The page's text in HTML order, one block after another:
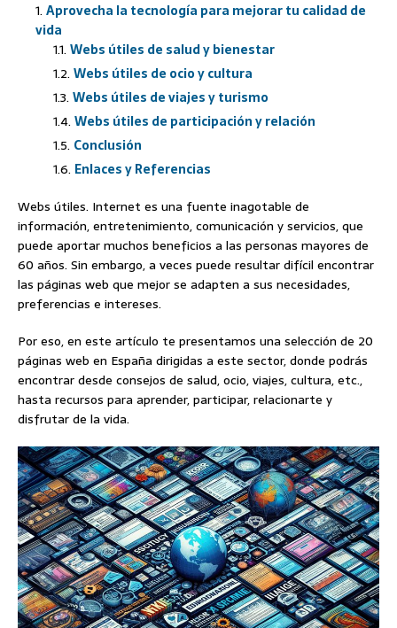
Aprovecha la tecnología para mejorar tu calidad de
vida
Webs útiles de salud y bienestar
Webs útiles de ocio y cultura
Webs útiles de viajes y turismo
Webs útiles de participación y relación
Conclusión
Enlaces y Referencias
Webs útiles. Internet es una fuente inagotable de
información, entretenimiento, comunicación y servicios, que
puede aportar muchos beneficios a las personas mayores de
60 años. Sin embargo, a veces puede resultar difícil encontrar
las páginas web que mejor se adapten a sus necesidades,
preferencias e intereses.
Por eso, en este artículo te presentamos una selección de 20
páginas web en España dirigidas a este sector, donde podrás
encontrar desde consejos de salud, ocio, viajes, cultura, etc.,
hasta recursos para aprender, participar, relacionarte y
disfrutar de la vida.